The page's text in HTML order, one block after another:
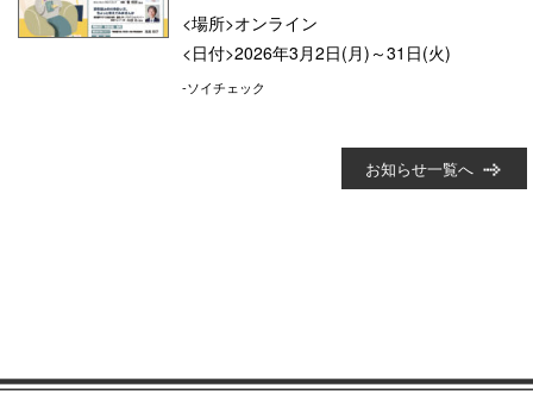
<場所>オンライン
<日付>2026年3月2日(月)～31日(火)
-ソイチェック
お知らせ一覧へ